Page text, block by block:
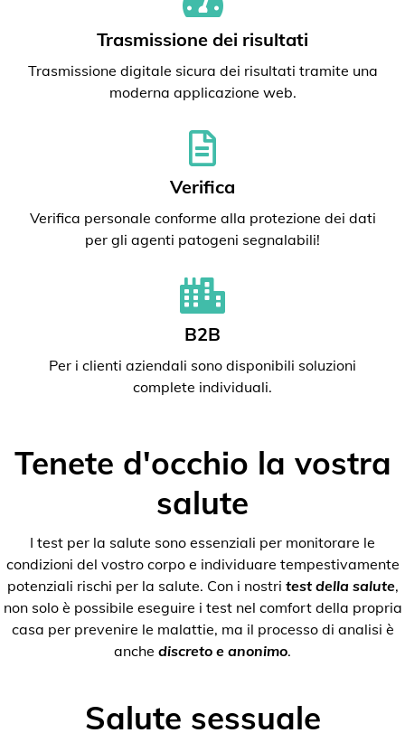
Trasmissione dei risultati
Trasmissione digitale sicura dei risultati tramite una
moderna applicazione web.
Verifica
Verifica personale conforme alla protezione dei dati
per gli agenti patogeni segnalabili!
B2B
Per i clienti aziendali sono disponibili soluzioni
complete individuali.
Tenete d'occhio la vostra
salute
I test per la salute sono essenziali per monitorare le
condizioni del vostro corpo e individuare tempestivamente
potenziali rischi per la salute. Con i nostri test della salute,
non solo è possibile eseguire i test nel comfort della propria
casa per prevenire le malattie, ma il processo di analisi è
anche discreto e anonimo.
Salute sessuale